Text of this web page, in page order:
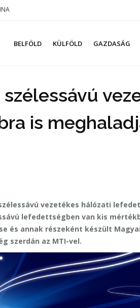
BELFÖLD KÜLFÖLD GAZDASÁG
is
vezetékes hálózati
lefedettségben van kis
és annak részeként készült
szerdán az MTI-vel.